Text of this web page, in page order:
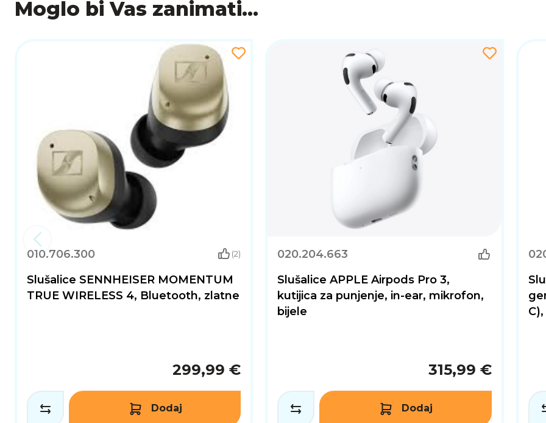
Sennheiser Momentum True Wireless 4 In-Ear slušalice nude vrhunske performanse u elegantnom i
iskustvo slušanja na najvišoj razini. S funkcijama poput automatskog prilagođavanja ANC-a i bežične
slušalice osiguravaju besprijekorno slušanje glazbe, obavljanje poziva i uživanje u sadržajima bez smetnji.
Moglo bi Vas zanimati...
010.706.300 (2)
Slušalice SENNHEISER MOMENTUM
TRUE WIRELESS 4, Bluetooth, zlatne
299,99 €
Dodaj
020.204.663
Slušalice APPLE Airpods Pro 3,
kutijica za punjenje, in-ear, mikrofon,
bijele
315,99 €
Dodaj